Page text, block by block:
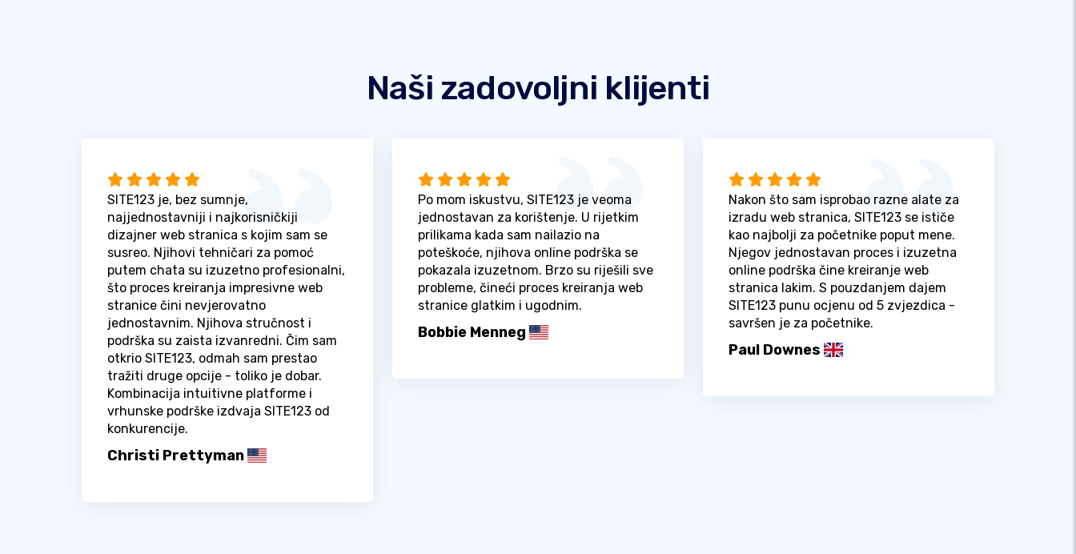
Naši zadovoljni klijenti
SITE123 je, bez sumnje,
najjednostavniji i najkorisničkiji
dizajner web stranica s kojim sam se
susreo. Njihovi tehničari za pomoć
putem chata su izuzetno profesionalni,
što proces kreiranja impresivne web
stranice čini nevjerovatno
jednostavnim. Njihova stručnost i
podrška su zaista izvanredni. Čim sam
otkrio SITE123, odmah sam prestao
tražiti druge opcije - toliko je dobar.
Kombinacija intuitivne platforme i
vrhunske podrške izdvaja SITE123 od
konkurencije.
Christi Prettyman
Po mom iskustvu, SITE123 je veoma
jednostavan za korištenje. U rijetkim
prilikama kada sam nailazio na
poteškoće, njihova online podrška se
pokazala izuzetnom. Brzo su riješili sve
probleme, čineći proces kreiranja web
stranice glatkim i ugodnim.
Bobbie Menneg
Nakon što sam isprobao razne alate za
izradu web stranica, SITE123 se ističe
kao najbolji za početnike poput mene.
Njegov jednostavan proces i izuzetna
online podrška čine kreiranje web
stranica lakim. S pouzdanjem dajem
SITE123 punu ocjenu od 5 zvjezdica -
savršen je za početnike.
Paul Downes